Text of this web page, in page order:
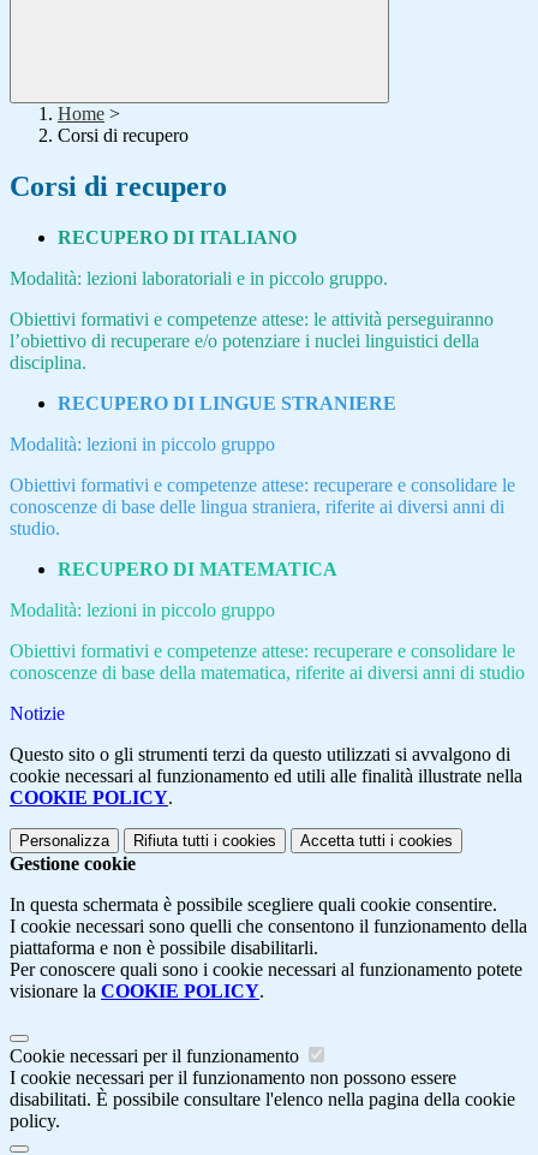
Home >
Corsi di recupero
Corsi di recupero
RECUPERO DI ITALIANO
Modalità: lezioni laboratoriali e in piccolo gruppo.
Obiettivi formativi e competenze attese: le attività perseguiranno
l’obiettivo di recuperare e/o potenziare i nuclei linguistici della
disciplina.
RECUPERO DI LINGUE STRANIERE
Modalità: lezioni in piccolo gruppo
Obiettivi formativi e competenze attese: recuperare e consolidare le
conoscenze di base delle lingua straniera, riferite ai diversi anni di
studio.
RECUPERO DI MATEMATICA
Modalità: lezioni in piccolo gruppo
Obiettivi formativi e competenze attese: recuperare e consolidare le
conoscenze di base della matematica, riferite ai diversi anni di studio
Notizie
Questo sito o gli strumenti terzi da questo utilizzati si avvalgono di
cookie necessari al funzionamento ed utili alle finalità illustrate nella
COOKIE POLICY.
Personalizza Rifiuta tutti i cookies Accetta tutti i cookies
Gestione cookie
In questa schermata è possibile scegliere quali cookie consentire.
I cookie necessari sono quelli che consentono il funzionamento della
piattaforma e non è possibile disabilitarli.
Per conoscere quali sono i cookie necessari al funzionamento potete
visionare la COOKIE POLICY.
Cookie necessari per il funzionamento
I cookie necessari per il funzionamento non possono essere
disabilitati. È possibile consultare l'elenco nella pagina della cookie
policy.